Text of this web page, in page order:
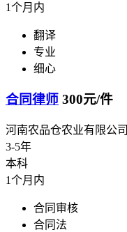
1个月内
翻译
专业
细心
合同律师 300元/件
河南农品仓农业有限公司
3-5年
本科
1个月内
合同审核
合同法